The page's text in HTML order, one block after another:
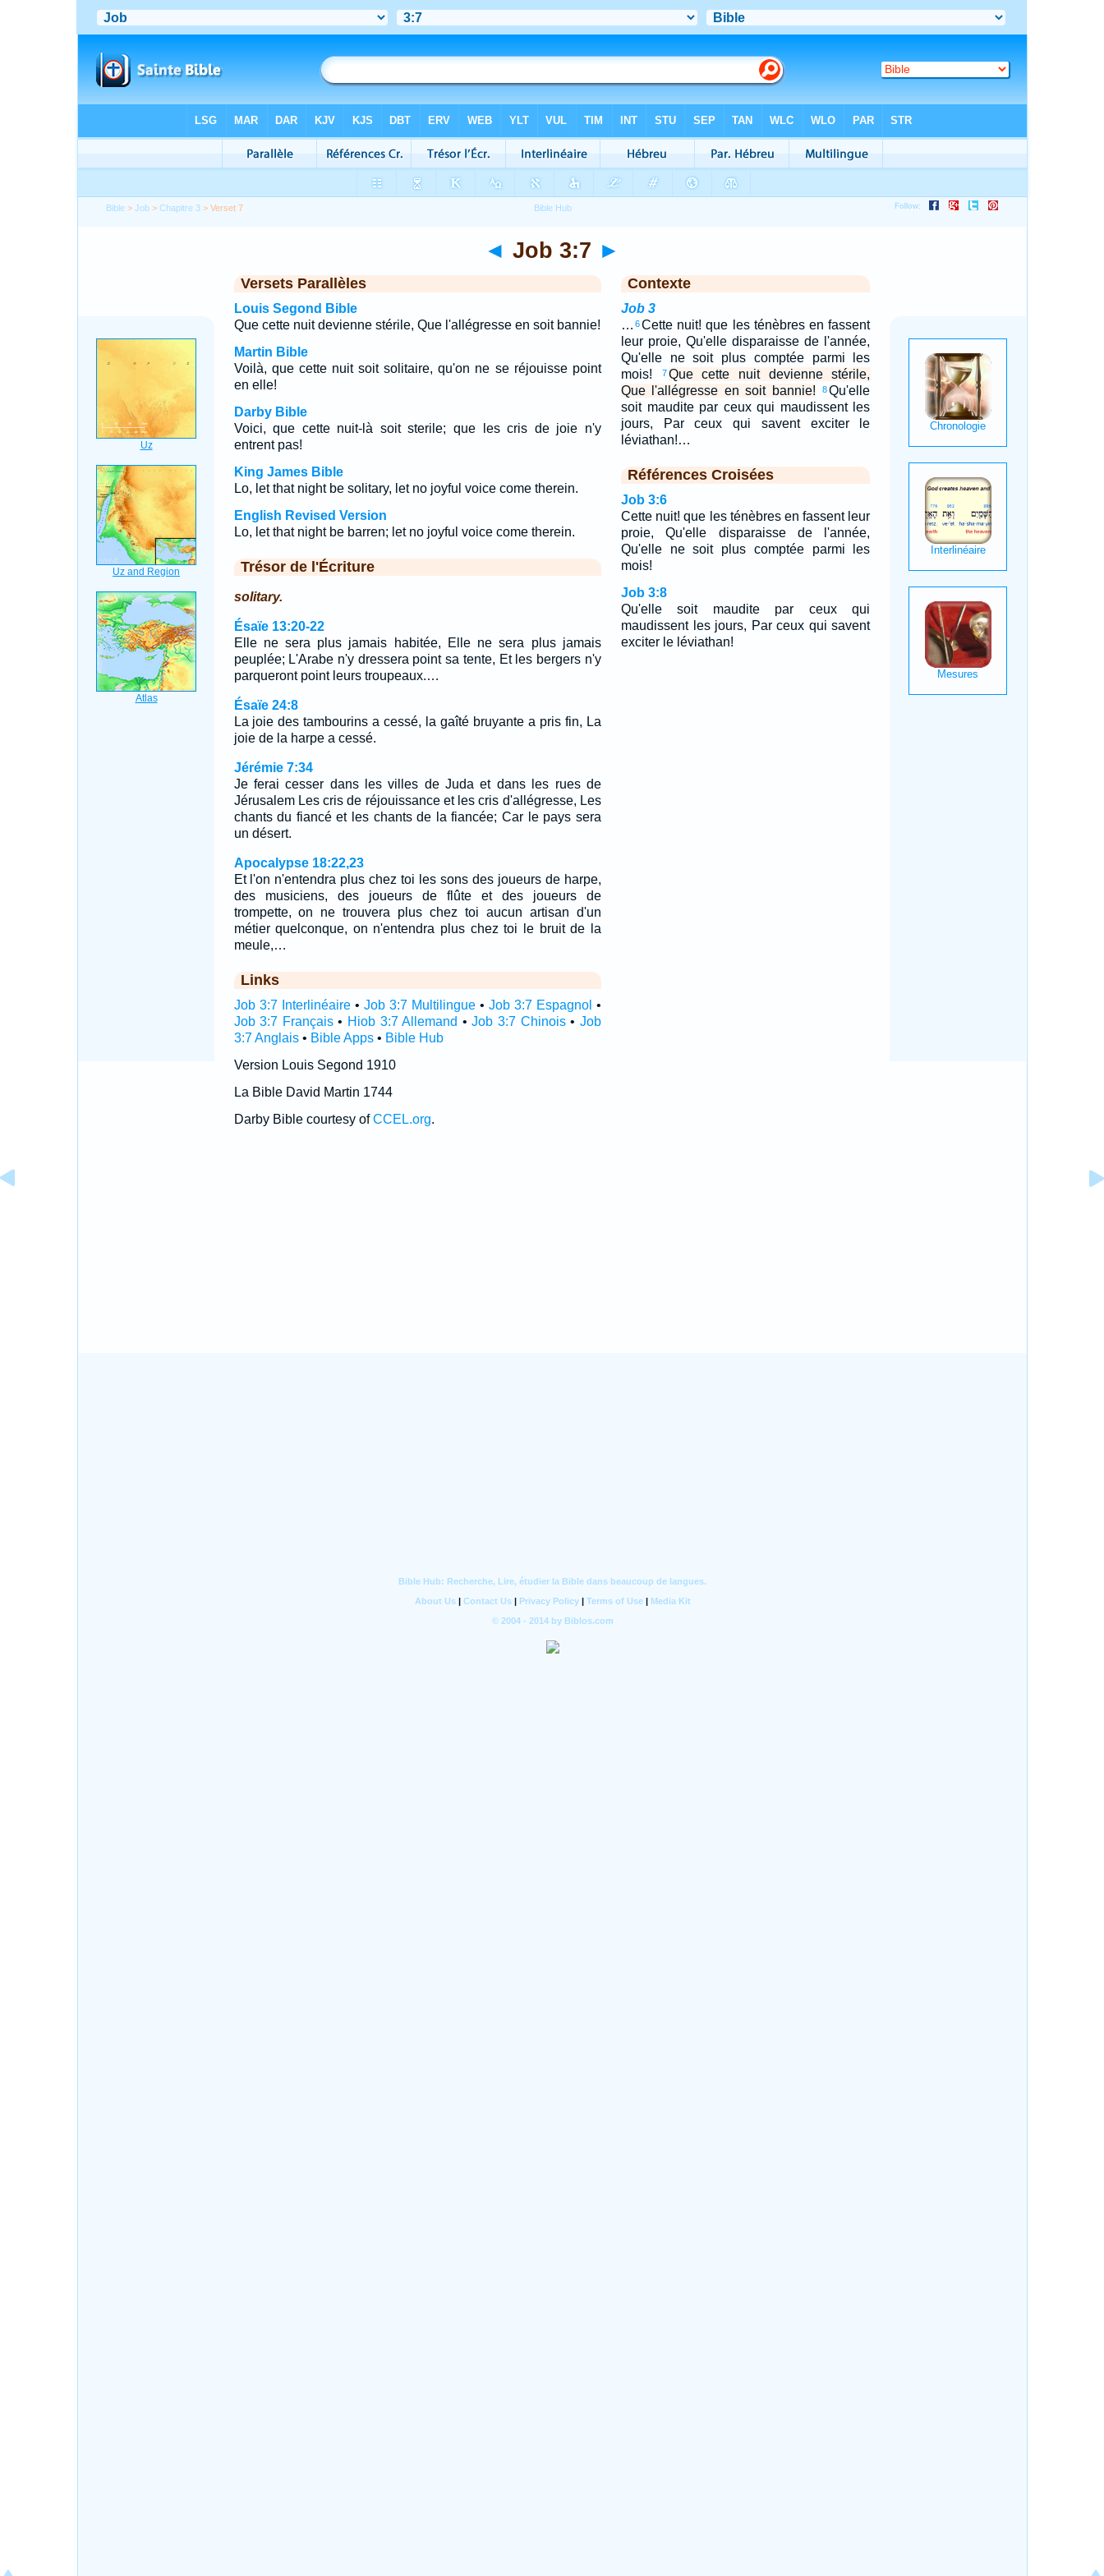
Bible >Job >Chapitre 3 > Verset 7
◄ Job 3:7 ►
Versets Parallèles
Louis Segond Bible
Que cette nuit devienne stérile, Que l'allégresse en soit bannie!
Martin Bible
Voilà, que cette nuit soit solitaire, qu'on ne se réjouisse point
en elle!
Darby Bible
Voici, que cette nuit-là soit sterile; que les cris de joie n'y
entrent pas!
King James Bible
Lo, let that night be solitary, let no joyful voice come therein.
English Revised Version
Lo, let that night be barren; let no joyful voice come therein.
Trésor de l'Écriture
solitary.
Ésaïe 13:20-22
Elle ne sera plus jamais habitée, Elle ne sera plus jamais
peuplée; L'Arabe n'y dressera point sa tente, Et les bergers n'y
parqueront point leurs troupeaux.…
Ésaïe 24:8
La joie des tambourins a cessé, la gaîté bruyante a pris fin, La
joie de la harpe a cessé.
Jérémie 7:34
Je ferai cesser dans les villes de Juda et dans les rues de
Jérusalem Les cris de réjouissance et les cris d'allégresse, Les
chants du fiancé et les chants de la fiancée; Car le pays sera
un désert.
Apocalypse 18:22,23
Et l'on n'entendra plus chez toi les sons des joueurs de harpe,
des musiciens, des joueurs de flûte et des joueurs de
trompette, on ne trouvera plus chez toi aucun artisan d'un
métier quelconque, on n'entendra plus chez toi le bruit de la
meule,…
Links
Job 3:7 Interlinéaire• Job 3:7 Multilingue• Job 3:7 Espagnol •
Job 3:7 Français• Hiob 3:7 Allemand •Job 3:7 Chinois• Job
3:7 Anglais• Bible Apps• Bible Hub
Version Louis Segond 1910
La Bible David Martin 1744
Darby Bible courtesy ofCCEL.org.
Contexte
Job 3
… 6Cette nuit! que les ténèbres en fassent
leur proie, Qu'elle disparaisse de l'année,
Qu'elle ne soit plus comptée parmi les
mois!
7Que cette nuit devienne stérile,
Que l'allégresse en soit bannie!
8 Qu'elle
soit maudite par ceux qui maudissent les
jours, Par ceux qui savent exciter le
léviathan!…
Références Croisées
Job 3:6
Cette nuit! que les ténèbres en fassent leur
proie, Qu'elle disparaisse de l'année,
Qu'elle ne soit plus comptée parmi les
mois!
Job 3:8
Qu'elle soit maudite par ceux qui
maudissent les jours, Par ceux qui savent
exciter le léviathan!